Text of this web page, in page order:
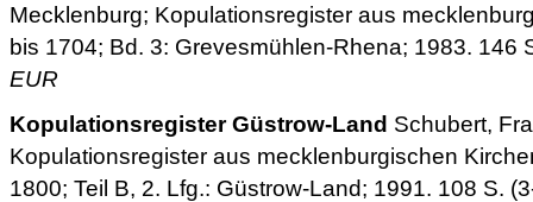
Mecklenburg; Kopulationsregister aus
bis 1704; Bd. 3: Grevesmühlen-Rhena; 1983. 146
EUR
Kopulationsregister Güstrow-Land Schubert,
Kopulationsregister aus mecklenburgischen
1800; Teil B, 2. Lfg.: Güstrow-Land; 1991. 108 S.